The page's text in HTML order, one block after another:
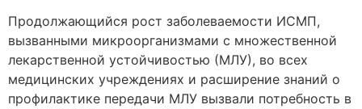
Продолжающийся рост заболеваемости ИСМП,
вызванными микроорганизмами с множественной
лекарственной устойчивостью (МЛУ), во всех
медицинских учреждениях и расширение знаний о
профилактике передачи МЛУ вызвали потребность в